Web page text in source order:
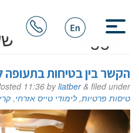
Posts Tagged:
הקשר בין בטיחות בתעופה
11:36 byliatber & filed under
טיסות פרטיות,לימודי טייס אזרחי,